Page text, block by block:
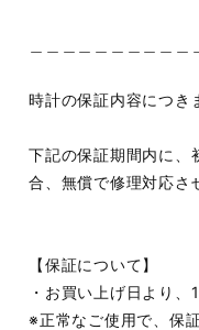
時計の保証内容につき
下記の保証期間内に、
合、無償で修理対応さ
【保証について】
・お買い上げ日より、
※正常なご使用で、保